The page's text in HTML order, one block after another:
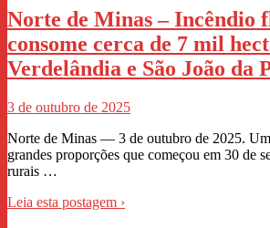
Norte de Minas – Incêndio
consome cerca de 7 mil
Verdelândia e São João da
3 de outubro de 2025
Norte de Minas — 3 de outubro de 2025.
grandes proporções que começou em 30 de
rurais …
Leia esta postagem ›